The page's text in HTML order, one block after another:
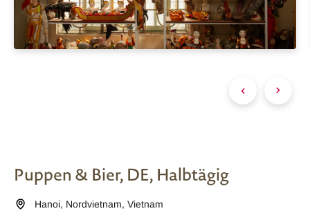
Puppen & Bier, DE, Halbtägig
Hanoi, Nordvietnam,Vietnam